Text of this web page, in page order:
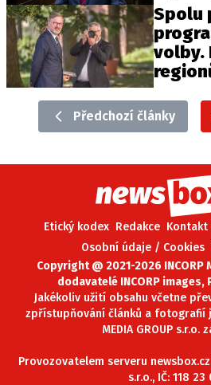
Spolu
volby.
Předchozí články
Etický kodex Redakce Kontakt
Osobní údaje / Cookies
Copyright @ 2021-2026 INCORP
dodavatelé INCORP images,
Jakékoliv užití obsahu včetne
zpřístupňování článků a fotografií
MEDIA GROUP s.r.o.
Provozovatelem serveru newsbox.cz
s.r.o., IČ: 118 23